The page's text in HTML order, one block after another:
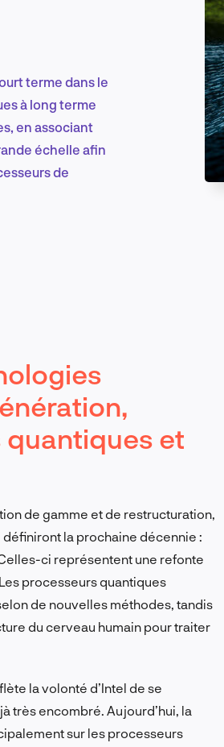
et conception produit
FR
terme dans le
à long terme
en associant
échelle afin
de
et
de gamme et de restructuration,
la prochaine décennie :
ci représentent une refonte
processeurs quantiques
de nouvelles méthodes, tandis
du cerveau humain pour traiter
la volonté d’Intel de se
très encombré. Aujourd’hui, la
sur les processeurs